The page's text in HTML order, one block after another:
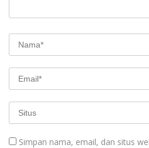
Simpan nama, email, dan situs